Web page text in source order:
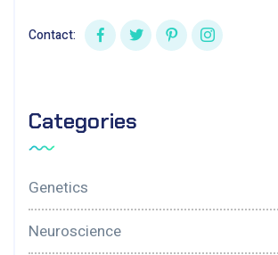
Contact:
Categories
Genetics
Neuroscience